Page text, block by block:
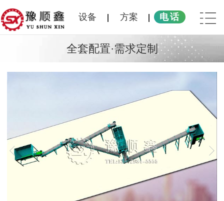
设备 方案 电话
全套配置·需求定制